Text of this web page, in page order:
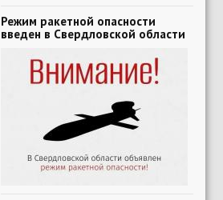
Режим ракетной опасности
введен в Свердловской области